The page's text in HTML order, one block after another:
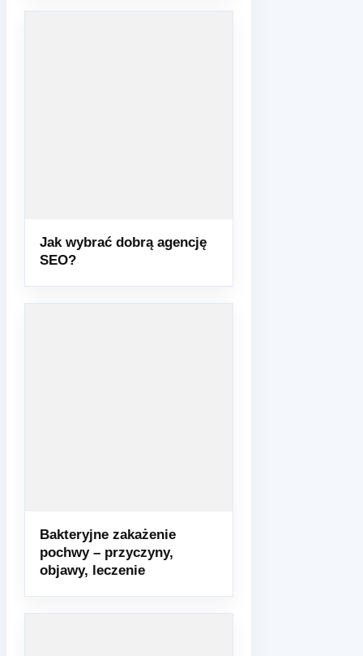
Jak wybrać dobrą agencję
SEO?
Bakteryjne zakażenie
pochwy – przyczyny,
objawy, leczenie